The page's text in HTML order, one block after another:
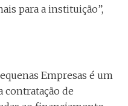
para a instituição”,
Empresas é um
contratação de